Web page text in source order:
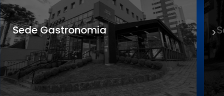
Sede Gastronomia